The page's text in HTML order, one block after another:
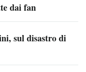
dai fan
sul disastro di